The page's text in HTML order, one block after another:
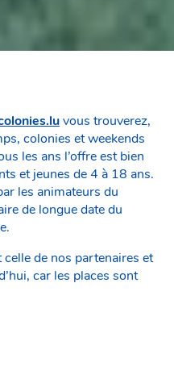
vous trouverez,
colonies et weekends
les ans l’offre est bien
et jeunes de 4 à 18 ans.
les animateurs du
de longue date du
de nos partenaires et
car les places sont